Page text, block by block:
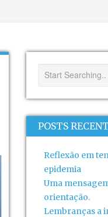
POSTS
Reflexão em
epidemia
Uma
orientação.
Lembranças a